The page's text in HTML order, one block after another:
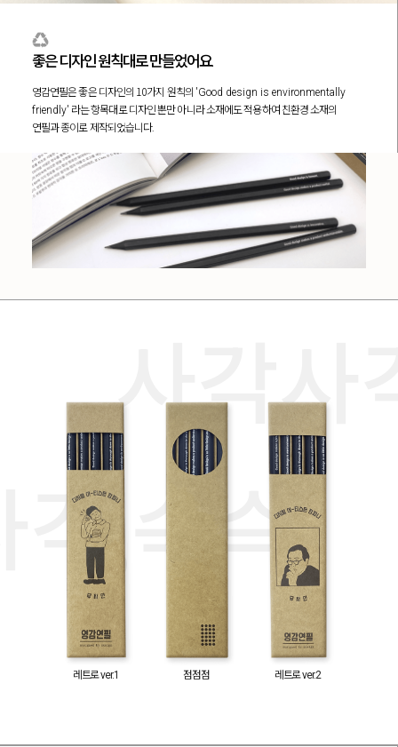
좋은 디자인 원칙대로 만들었어요.
영감연필은 좋은 디자인의 10가지 원칙의 'Good design is environmentally
friendly' 라는 항목대로 디자인 뿐만 아니라 소재에도 적용하여 친환경 소재의
연필과 종이로 제작되었습니다.
사각사
레트로ver.1 점점점 레트로ver.2
,슥슥.